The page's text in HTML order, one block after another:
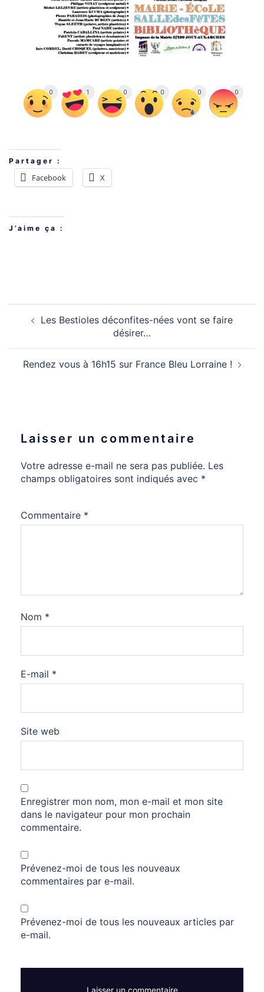
0 1 0 0 0 0
Partager :
Facebook X
J’aime ça :
Les Bestioles déconfites-nées vont se faire
désirer…
Rendez vous à 16h15 sur France Bleu Lorraine !
Laisser un commentaire
Votre adresse e-mail ne sera pas publiée. Les
champs obligatoires sont indiqués avec *
Commentaire *
Nom *
E-mail *
Site web
Enregistrer mon nom, mon e-mail et mon site
dans le navigateur pour mon prochain
commentaire.
Prévenez-moi de tous les nouveaux
commentaires par e-mail.
Prévenez-moi de tous les nouveaux articles par
e-mail.